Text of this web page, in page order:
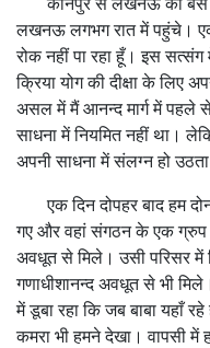
लखनऊ लगभग रात में पहुंचे।
रोक नहीं पा रहा हूँ। इस
क्रिया योग की दीक्षा के लिए
असल में मैं आनन्द मार्ग में पहले
साधना में नियमित नहीं था।
अपनी साधना में संलग्न हो
एक दिन दोपहर बाद हम
गए और वहां संगठन के एक ग्रुप के
अवधूत से मिले। उसी परिसर में
गणाधीशानन्द अवधूत से भी
में डूबा रहा कि जब बाबा यहाँ रहे
कमरा भी हमने देखा। वापसी